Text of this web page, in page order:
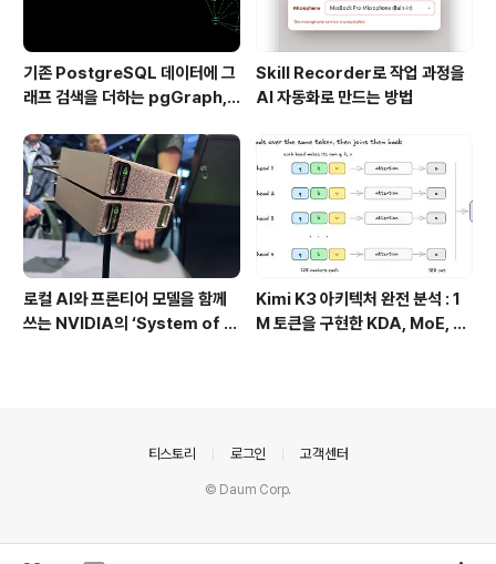
기존 PostgreSQL 데이터에 그
래프 검색을 더하는 pgGraph,
르게 만드는 방법
Skill Recorder로 작업 과정을
AI 자동화로 만드는 방법
로컬 AI와 프론티어 모델을 함께
쓰는 NVIDIA의 ‘System of M
Kimi K3 아키텍처 완전 분석 : 1
M 토큰을 구현한 KDA, MoE, Fl
티스토리 로그인 고객센터
© Daum Corp.